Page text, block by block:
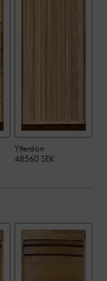
Ytterdörr
48560 SEK